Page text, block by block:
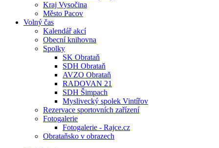
Kraj Vysočina
Město Pacov
Volný čas
Kalendář akcí
Obecní knihovna
Spolky
SK Obrataň
SDH Obrataň
AVZO Obrataň
RADOVAN 21
SDH Šimpach
Myslivecký spolek Vintířov
Rezervace sportovních zařízení
Fotogalerie
Fotogalerie - Rajce.cz
Obrataňsko v obrazech